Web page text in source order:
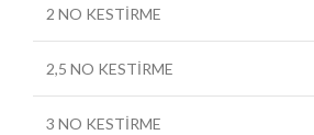
2 NO KESTİRME
2,5 NO KESTİRME
3 NO KESTİRME